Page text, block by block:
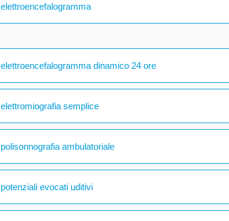
elettroencefalogramma
elettroencefalogramma dinamico 24 ore
elettromiografia semplice
polisonnografia ambulatoriale
potenziali evocati uditivi